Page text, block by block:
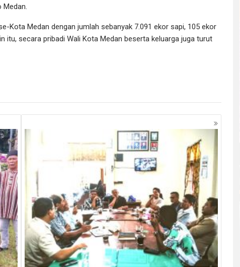
Medan.
Kota Medan dengan jumlah sebanyak 7.091 ekor sapi, 105 ekor
itu, secara pribadi Wali Kota Medan beserta keluarga juga turut